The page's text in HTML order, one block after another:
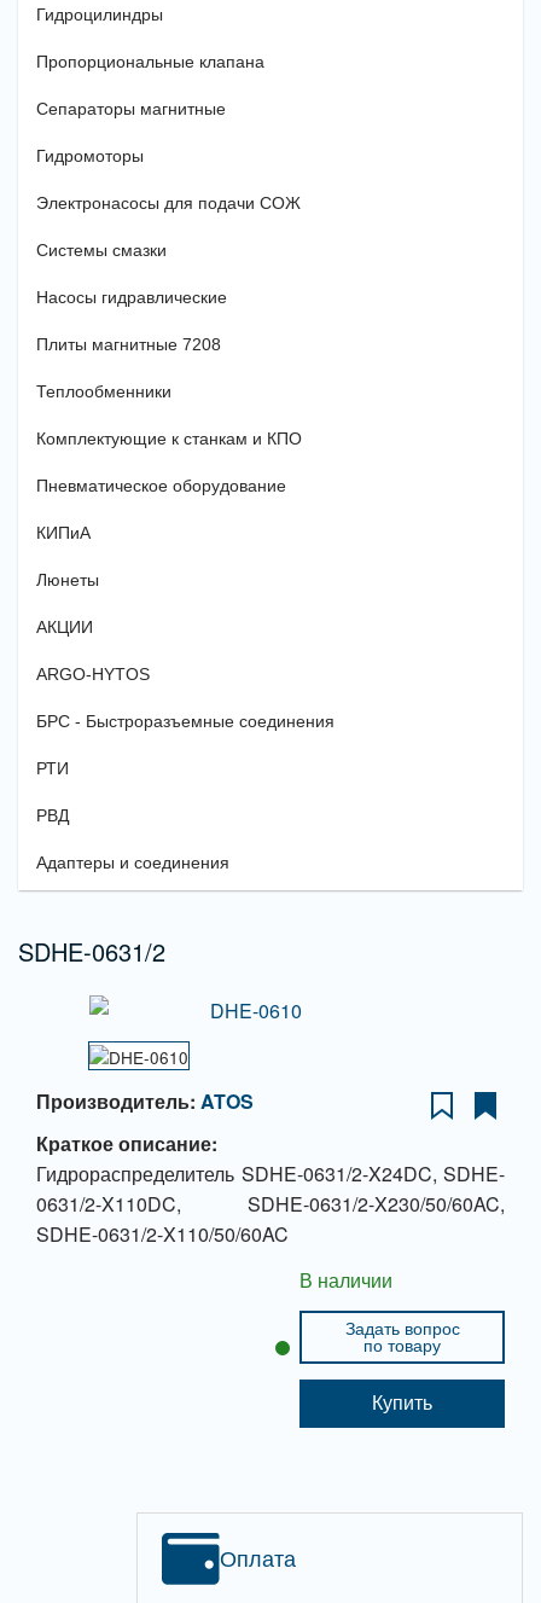
Гидроцилиндры
Пропорциональные клапана
Сепараторы магнитные
Гидромоторы
Электронасосы для подачи СОЖ
Системы смазки
Насосы гидравлические
Плиты магнитные 7208
Теплообменники
Комплектующие к станкам и КПО
Пневматическое оборудование
КИПиА
Люнеты
АКЦИИ
ARGO-HYTOS
БРС - Быстроразъемные соединения
РТИ
РВД
Адаптеры и соединения
SDHE-0631/2
Производитель: ATOS
Краткое описание:
Гидрораспределитель SDHE-0631/2-X24DC, SDHE-
0631/2-X110DC, SDHE-0631/2-X230/50/60AC,
SDHE-0631/2-X110/50/60AC
В наличии
Задать вопрос
по товару
Купить
Оплата